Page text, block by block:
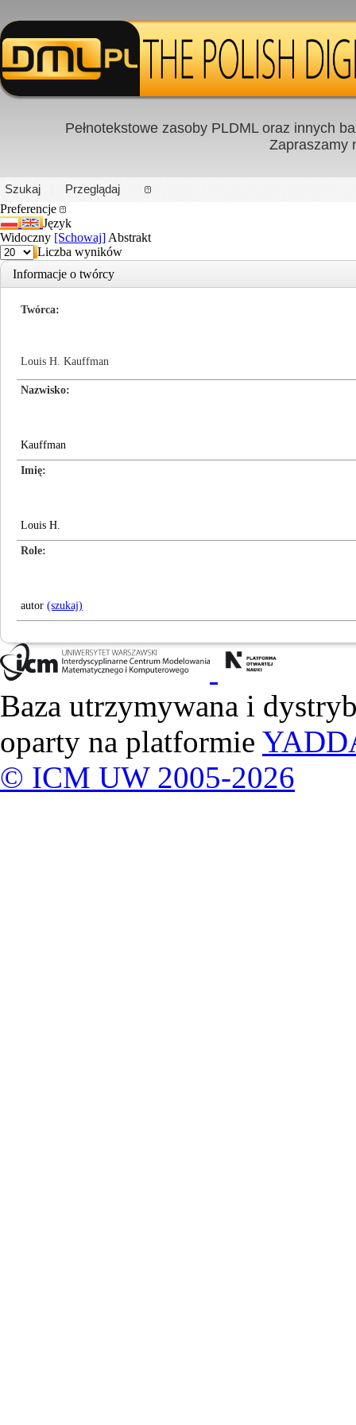
PL|EN
Pełnotekstowe zasoby PLDML oraz innych
Zapraszamy
Szukaj
Przeglądaj
Preferencje
Język
Widoczny [Schowaj] Abstrakt
Liczba wyników
Informacje o twórcy
Twórca
Louis H. Kauffman
Nazwisko
Kauffman
Imię
Louis H.
Role
autor (szukaj)
Baza utrzymywana i
oparty na platformie
© ICM UW 2005-2026